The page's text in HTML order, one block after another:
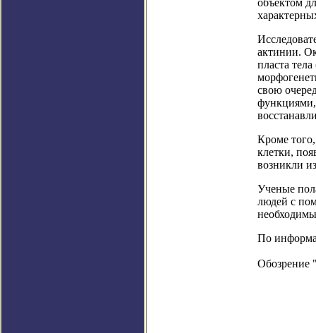
объектом
актинии.
пласта
свою
функциями,
Кроме
клетки,
возникли
Ученые
людей с
По
Обозрение